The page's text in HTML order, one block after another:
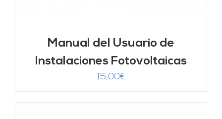
Manual del Usuario de
Instalaciones Fotovoltaicas
15,00€